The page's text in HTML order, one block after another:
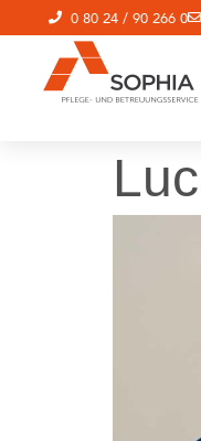
0 80 24 / 90 266 0